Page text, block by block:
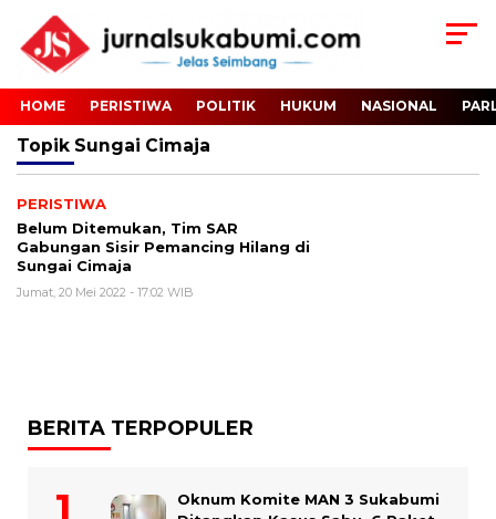
HOME PERISTIWA POLITIK HUKUM NASIONAL
Topik Sungai Cimaja
PERISTIWA
Belum Ditemukan, Tim SAR
Gabungan Sisir Pemancing Hilang di
Sungai Cimaja
Jumat, 20 Mei 2022 - 17:02 WIB
BERITA TERPOPULER
Oknum Komite MAN 3 Sukabumi